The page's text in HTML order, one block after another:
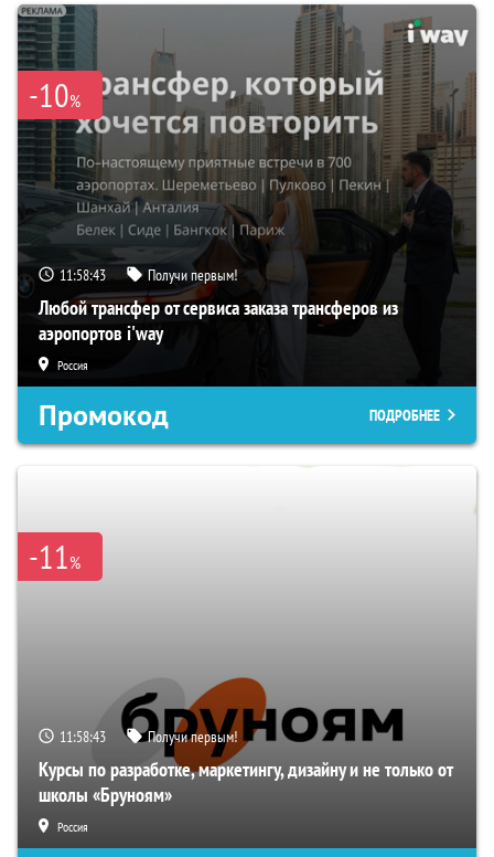
-10%
11:58:42 Получи первым!
Любой трансфер от сервиса заказа трансферов из
аэропортов i'way
Россия
Промокод ПОДРОБНЕЕ
-11%
11:58:42 Получи первым!
Курсы по разработке, маркетингу, дизайну и не только от
школы «Бруноям»
Россия